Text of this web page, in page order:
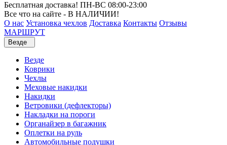
Бесплатная доставка! ПН-ВС 08:00-23:00
Все что на сайте - В НАЛИЧИИ!
О нас Установка чехлов Доставка Контакты Отзывы
МАРШРУТ
Везде
Везде
Коврики
Чехлы
Меховые накидки
Накидки
Ветровики (дефлекторы)
Накладки на пороги
Органайзер в багажник
Оплетки на руль
Автомобильные подушки